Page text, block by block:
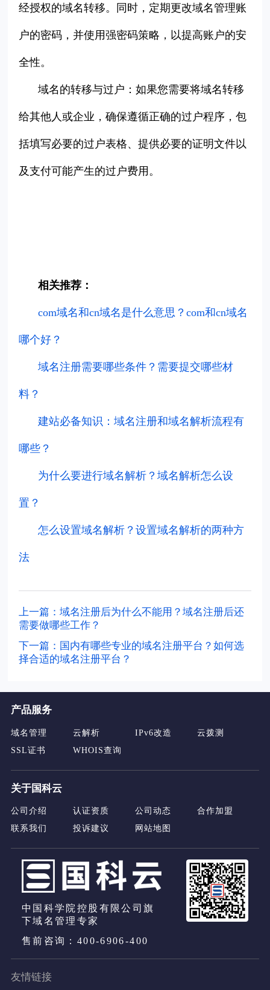
经授权的域名转移。同时，定期更改域名管理账
户的密码，并使用强密码策略，以提高账户的安
全性。
域名的转移与过户：如果您需要将域名转移
给其他人或企业，确保遵循正确的过户程序，包
括填写必要的过户表格、提供必要的证明文件以
及支付可能产生的过户费用。
相关推荐：
com域名和cn域名是什么意思？com和cn域名
哪个好？
域名注册需要哪些条件？需要提交哪些材
料？
建站必备知识：域名注册和域名解析流程有
哪些？
为什么要进行域名解析？域名解析怎么设
置？
怎么设置域名解析？设置域名解析的两种方
法
上一篇：域名注册后为什么不能用？域名注册后还
需要做哪些工作？
下一篇：国内有哪些专业的域名注册平台？如何选
择合适的域名注册平台？
产品服务
域名管理 云解析 IPv6改造
云拨测
SSL证书
WHOIS查询
关于国科云
公司介绍 认证资质 公司动态
合作加盟
联系我们
投诉建议 网站地图
中国科学院控股有限公司旗
下域名管理专家
售前咨询：400-6906-400
友情链接